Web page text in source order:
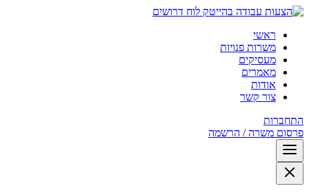
לוח דרושים
ראשי
משרות פנויות
מעסיקים
מאמרים
אודות
צור קשר
התחברות
פרסום משרה / הרשמה